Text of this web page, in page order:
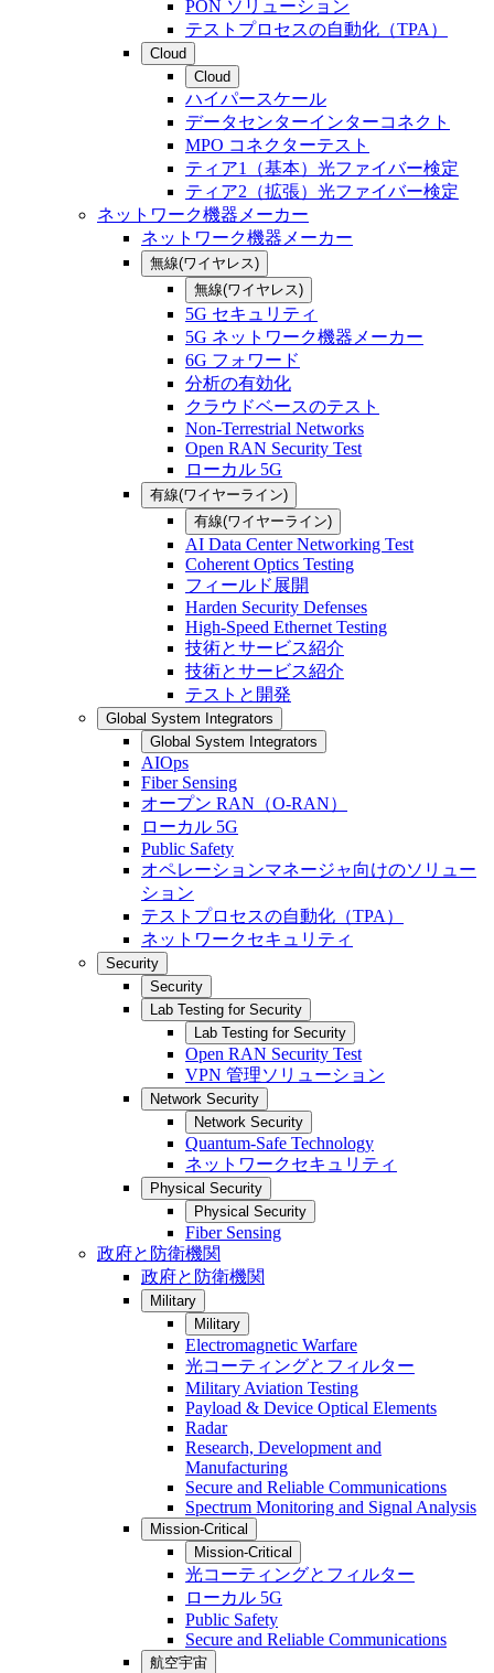
PON ソリューション
テストプロセスの自動化（TPA）
Cloud
Cloud
ハイパースケール
データセンターインターコネクト
MPO コネクターテスト
ティア1（基本）光ファイバー検定
ティア2（拡張）光ファイバー検定
ネットワーク機器メーカー
ネットワーク機器メーカー
無線(ワイヤレス)
無線(ワイヤレス)
5G セキュリティ
5G ネットワーク機器メーカー
6G フォワード
分析の有効化
クラウドベースのテスト
Non-Terrestrial Networks
Open RAN Security Test
ローカル 5G
有線(ワイヤーライン)
有線(ワイヤーライン)
AI Data Center Networking Test
Coherent Optics Testing
フィールド展開
Harden Security Defenses
High-Speed Ethernet Testing
技術とサービス紹介
技術とサービス紹介
テストと開発
Global System Integrators
Global System Integrators
AIOps
Fiber Sensing
オープン RAN（O-RAN）
ローカル 5G
Public Safety
オペレーションマネージャ向けのソリュー
ション
テストプロセスの自動化（TPA）
ネットワークセキュリティ
Security
Security
Lab Testing for Security
Lab Testing for Security
Open RAN Security Test
VPN 管理ソリューション
Network Security
Network Security
Quantum-Safe Technology
ネットワークセキュリティ
Physical Security
Physical Security
Fiber Sensing
政府と防衛機関
政府と防衛機関
Military
Military
Electromagnetic Warfare
光コーティングとフィルター
Military Aviation Testing
Payload & Device Optical Elements
Radar
Research, Development and
Manufacturing
Secure and Reliable Communications
Spectrum Monitoring and Signal Analysis
Mission-Critical
Mission-Critical
光コーティングとフィルター
ローカル 5G
Public Safety
Secure and Reliable Communications
航空宇宙